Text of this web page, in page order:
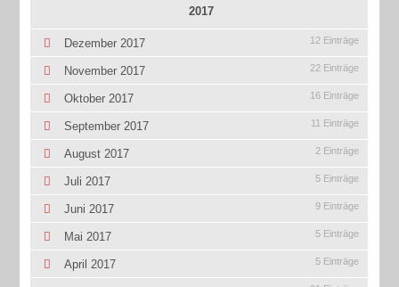
2017
Dezember 2017 12 Einträge
November 2017 22 Einträge
Oktober 2017 16 Einträge
September 2017 11 Einträge
August 2017 2 Einträge
Juli 2017 5 Einträge
Juni 2017 9 Einträge
Mai 2017 5 Einträge
April 2017 5 Einträge